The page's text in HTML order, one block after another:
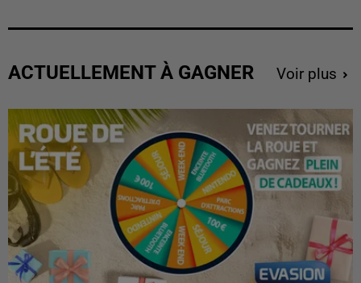
ACTUELLEMENT À GAGNER Voir plus